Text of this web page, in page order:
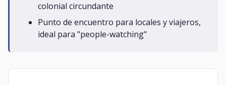
colonial circundante
Punto de encuentro para locales y viajeros,
ideal para "people-watching"